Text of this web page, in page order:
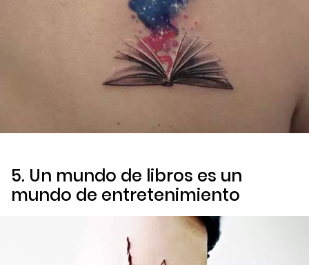
5. Un mundo de libros es un
mundo de entretenimiento